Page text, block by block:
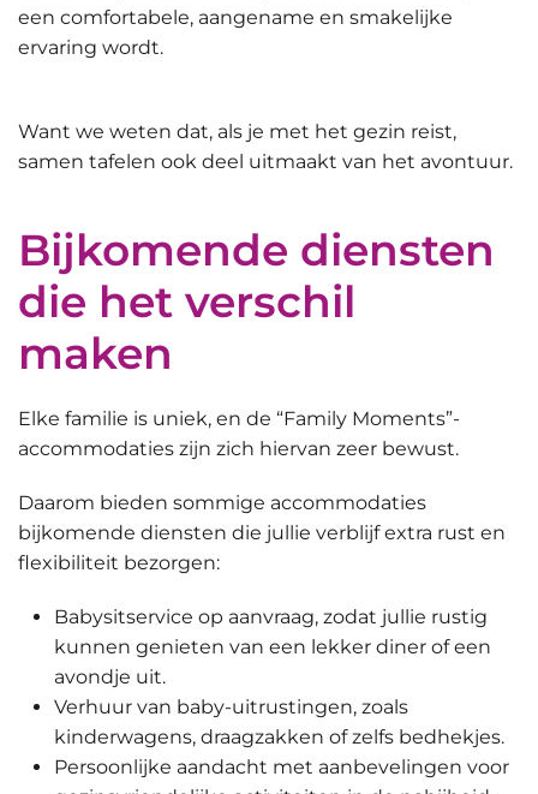
een comfortabele, aangename en smakelijke
ervaring wordt.
Want we weten dat, als je met het gezin reist,
samen tafelen ook deel uitmaakt van het avontuur.
Bijkomende diensten
die het verschil
maken
Elke familie is uniek, en de “Family Moments”-
accommodaties zijn zich hiervan zeer bewust.
Daarom bieden sommige accommodaties
bijkomende diensten die jullie verblijfextra rust en
flexibiliteit bezorgen:
Babysitservice op aanvraag, zodat jullie rustig
kunnen genieten van een lekker diner of een
avondje uit.
Verhuur van baby-uitrustingen, zoals
kinderwagens, draagzakken of zelfs bedhekjes.
Persoonlijke aandacht met aanbevelingen voor